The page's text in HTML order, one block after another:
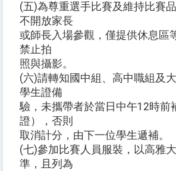
(五)為尊重選手比賽及維持比賽
不開放家長
或師長入場參觀，僅提供休息區
禁止拍
照與攝影。
(六)請轉知國中組、高中職組及
學生證備
驗，未攜帶者於當日中午12時前
證），否則
取消計分，由下一位學生遞補。
(七)參加比賽人員服裝，以高雅
準，且列為